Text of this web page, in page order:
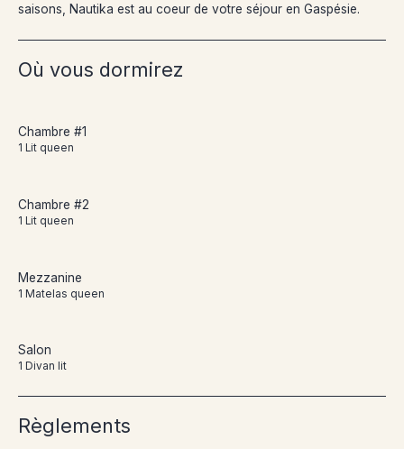
saisons, Nautika est au coeur de votre séjour en Gaspésie.
Où vous dormirez
Chambre #1
1 Lit queen
Chambre #2
1 Lit queen
Mezzanine
1 Matelas queen
Salon
1 Divan lit
Règlements